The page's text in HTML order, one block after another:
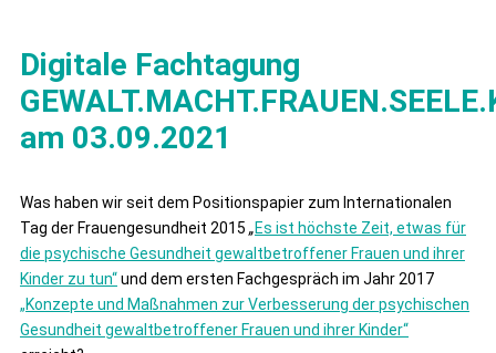
Digitale Fachtagung
am 03.09.2021
Was haben wir seit dem Positionspapier zum Internationalen
Tag der Frauengesundheit 2015 „Es ist höchste Zeit, etwas für
die psychische Gesundheit gewaltbetroffener Frauen und ihrer
Kinder zu tun“und dem ersten Fachgespräch im Jahr 2017
„Konzepte und Maßnahmen zur Verbesserung der psychischen
Gesundheit gewaltbetroffener Frauen und ihrer Kinder“